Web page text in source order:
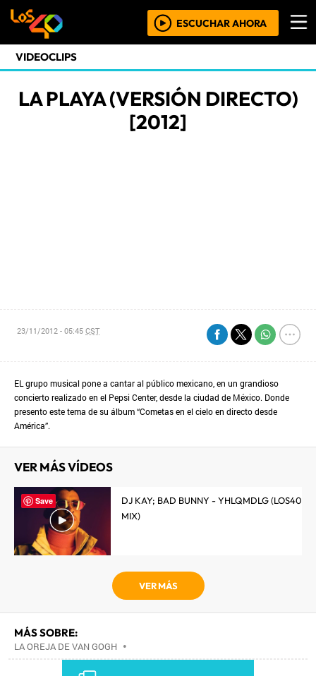
ESCUCHAR AHORA
VIDEOCLIPS
LA PLAYA (VERSIÓN DIRECTO)
[2012]
23/11/2012 - 05:45CST
EL grupo musical pone a cantar al público mexicano, en un grandioso
concierto realizado en el Pepsi Center, desde la ciudad de México. Donde
presento este tema de su álbum “Cometas en el cielo en directo desde
América”.
VER MÁS VÍDEOS
DJ KAY; BAD BUNNY - YHLQMDLG (LOS40
MIX)
VER MÁS
MÁS SOBRE:
LA OREJA DE VAN GOGH •
Save